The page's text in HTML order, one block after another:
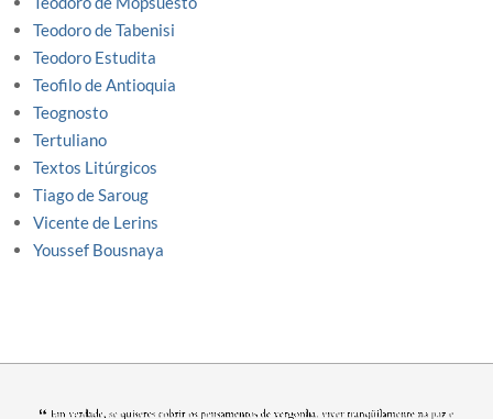
Teodoro de Tabenisi
Teodoro Estudita
Teofilo de Antioquia
Teognosto
Tertuliano
Textos Litúrgicos
Tiago de Saroug
Vicente de Lerins
Youssef Bousnaya